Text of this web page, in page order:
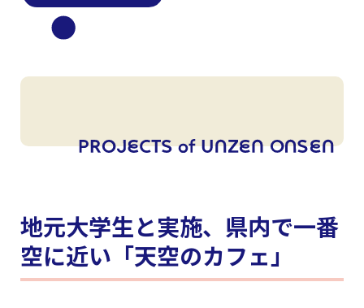
地元大学生と実施、県内で一番
空に近い「天空のカフェ」